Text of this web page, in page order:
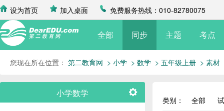
设为首页 加入桌面 免费服务热线：010-82780075
全部 同步 主题 考点
您现在所在位置： 第二教育网 > 小学 > 数学 > 五年级上册 > 素材
小学数学
类别： 全部